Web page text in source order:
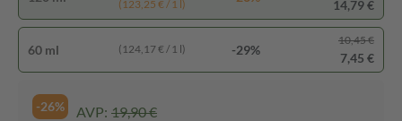
(123,25 € / 1 l)
14,79 €
60 ml (124,17 € / 1 l) -29%
10,45 €
7,45 €
-26% AVP: 19,90 €